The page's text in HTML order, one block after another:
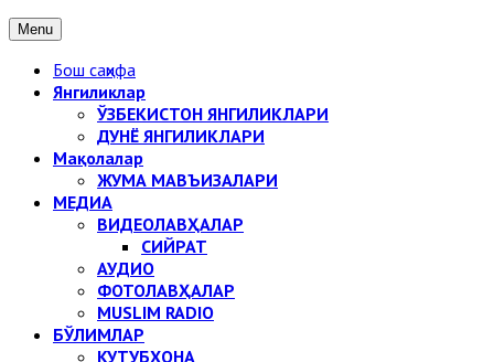
Menu
Бош саҳифа
Янгиликлар
ЎЗБЕКИСТОН ЯНГИЛИКЛАРИ
ДУНЁ ЯНГИЛИКЛАРИ
Мақолалар
ЖУМА МАВЪИЗАЛАРИ
МЕДИА
ВИДЕОЛАВҲАЛАР
СИЙРАТ
АУДИО
ФОТОЛАВҲАЛАР
MUSLIM RADIO
БЎЛИМЛАР
КУТУБХОНА